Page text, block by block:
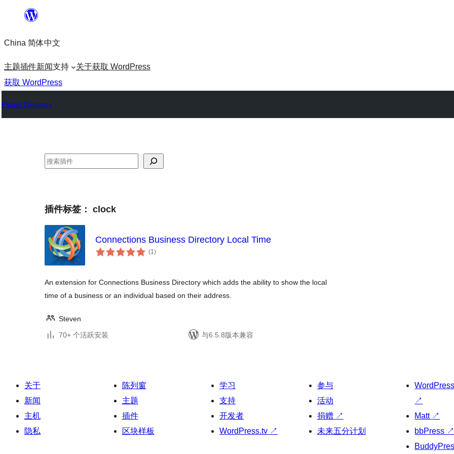
内
容
China 简体中文
主题插件新闻支持 关于获取 WordPress
获取 WordPress
Plugin Directory
搜
插件标签： clock
Connections Business Directory Local Time
(1总
评)
An extension for Connections Business Directory which adds the ability to show the local
time of a business or an individual based on their address.
Steven
70+ 个活跃安装
与6.5.8版本兼容
关于
新闻
主机
隐私
陈列窗
主题
插件
区块样板
学习
支持
开发者
WordPress.tv ↗
参与
活动
捐赠 ↗
未来五分计划
↗
Matt ↗
bbPress ↗